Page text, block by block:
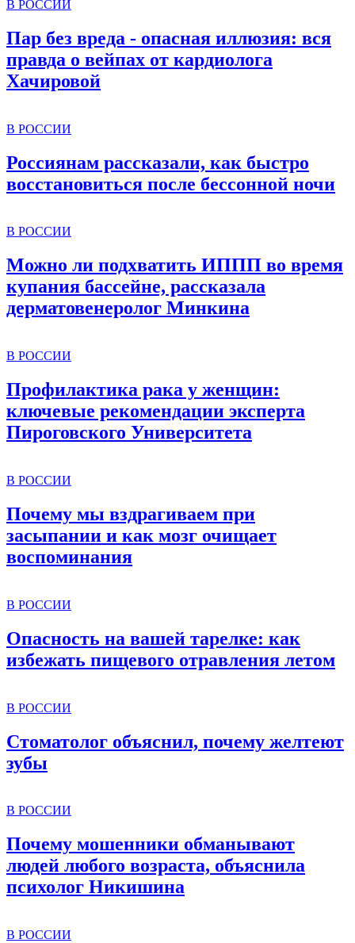
В РОССИИ
Пар без вреда - опасная иллюзия: вся
правда о вейпах от кардиолога
Хачировой
В РОССИИ
Россиянам рассказали, как быстро
восстановиться после бессонной ночи
В РОССИИ
Можно ли подхватить ИППП во время
купания бассейне, рассказала
дерматовенеролог Минкина
В РОССИИ
Профилактика рака у женщин:
ключевые рекомендации эксперта
Пироговского Университета
В РОССИИ
Почему мы вздрагиваем при
засыпании и как мозг очищает
воспоминания
В РОССИИ
Опасность на вашей тарелке: как
избежать пищевого отравления летом
В РОССИИ
Стоматолог объяснил, почему желтеют
зубы
В РОССИИ
Почему мошенники обманывают
людей любого возраста, объяснила
психолог Никишина
В РОССИИ